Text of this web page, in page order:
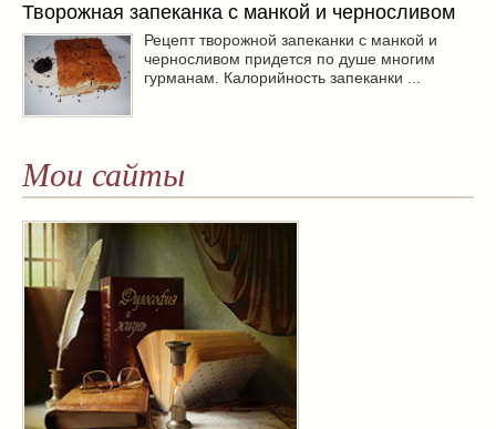
Творожная запеканка с манкой и черносливом
Рецепт творожной запеканки с манкой и
черносливом придется по душе многим
гурманам. Калорийность запеканки ...
Мои сайты